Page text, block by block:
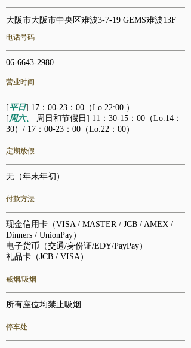
大阪市大阪市中央区难波3-7-19 GEMS难波13F
电话号码
06-6643-2980
营业时间
[平日] 17：00-23：00（Lo.22:00 ）
[周六、 周日和节假日 ] 11：30-15：00（Lo.14：
30）/ 17：00-23：00（Lo.22：00）
定期放假
无（年末年初）
付款方法
现金信用卡（VISA / MASTER / JCB / AMEX /
Dinners / UnionPay）
电子货币（交通/身份证/EDY/PayPay）
礼品卡（JCB / VISA）
戒烟/吸烟
所有座位均禁止吸烟
停车处